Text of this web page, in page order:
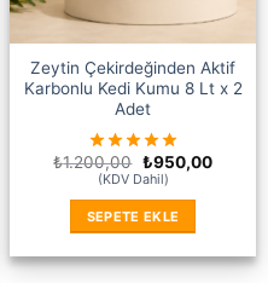
Zeytin Çekirdeğinden Aktif
Karbonlu Kedi Kumu 8 Lt x 2
Adet
₺1.200,00 Orijinal
fiyat:
₺1.200,00.
₺950,00Şu
(KDV Dahil)
SEPETE EKLE